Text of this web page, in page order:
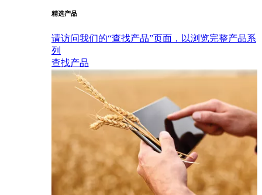
精选产品
请访问我们的“查找产品”页面，以浏览完整产品系
列
查找产品